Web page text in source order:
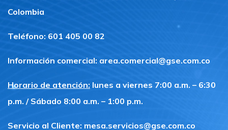
Colombia
Teléfono: 601 405 00 82
Información comercial: area.comercial@gse.com.co
Horario de atención: lunes a viernes 7:00 a.m. – 6:30
p.m. / Sábado 8:00 a.m. – 1:00 p.m.
Servicio al Cliente: mesa.servicios@gse.com.co